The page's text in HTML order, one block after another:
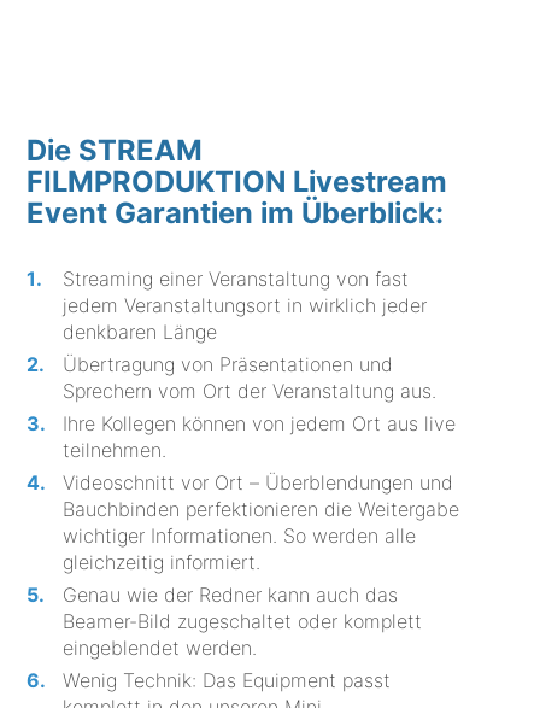
Die STREAM
FILMPRODUKTION Livestream
Event Garantien im Überblick:
Streaming einer Veranstaltung von fast
jedem Veranstaltungsort in wirklich jeder
denkbaren Länge
Übertragung von Präsentationen und
Sprechern vom Ort der Veranstaltung aus.
Ihre Kollegen können von jedem Ort aus live
teilnehmen.
Videoschnitt vor Ort – Überblendungen und
Bauchbinden perfektionieren die Weitergabe
wichtiger Informationen. So werden alle
gleichzeitig informiert.
Genau wie der Redner kann auch das
Beamer-Bild zugeschaltet oder komplett
eingeblendet werden.
Wenig Technik: Das Equipment passt